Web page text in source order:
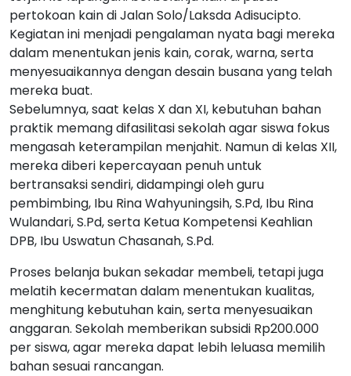
pertokoan kain di Jalan Solo/Laksda Adisucipto.
Kegiatan ini menjadi pengalaman nyata bagi mereka
dalam menentukan jenis kain, corak, warna, serta
menyesuaikannya dengan desain busana yang telah
mereka buat.
Sebelumnya, saat kelas X dan XI, kebutuhan bahan
praktik memang difasilitasi sekolah agar siswa fokus
mengasah keterampilan menjahit. Namun di kelas XII,
mereka diberi kepercayaan penuh untuk
bertransaksi sendiri, didampingi oleh guru
pembimbing, Ibu Rina Wahyuningsih, S.Pd, Ibu Rina
Wulandari, S.Pd, serta Ketua Kompetensi Keahlian
DPB, Ibu Uswatun Chasanah, S.Pd.
Proses belanja bukan sekadar membeli, tetapi juga
melatih kecermatan dalam menentukan kualitas,
menghitung kebutuhan kain, serta menyesuaikan
anggaran. Sekolah memberikan subsidi Rp200.000
per siswa, agar mereka dapat lebih leluasa memilih
bahan sesuai rancangan.